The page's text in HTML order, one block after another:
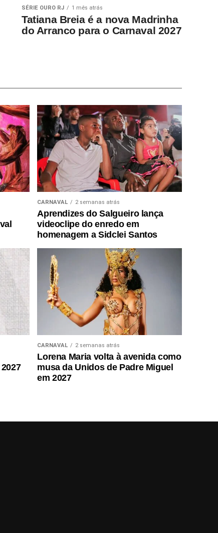
SÉRIE OURO RJ 1 mês atrás
Tatiana Breia é a nova Madrinha
do Arranco para o Carnaval 2027
CARNAVAL 2 semanas atrás
Aprendizes do Salgueiro lança
videoclipe do enredo em
homenagem a Sidclei Santos
CARNAVAL 2 semanas atrás
Lorena Maria volta à avenida como
musa da Unidos de Padre Miguel
em 2027